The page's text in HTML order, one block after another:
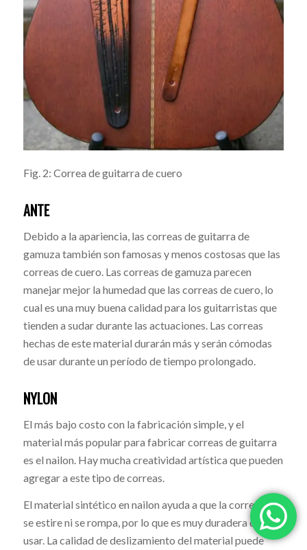
Fig. 2: Correa de guitarra de cuero
ANTE
Debido a la apariencia, las correas de guitarra de
gamuza también son famosas y menos costosas que las
correas de cuero. Las correas de gamuza parecen
manejar mejor la humedad que las correas de cuero, lo
cual es una muy buena calidad para los guitarristas que
tienden a sudar durante las actuaciones. Las correas
hechas de este material durarán más y serán cómodas
de usar durante un período de tiempo prolongado.
NYLON
El más bajo costo con la fabricación simple, y el
material más popular para fabricar correas de guitarra
es el nailon. Hay mucha creatividad artística que pueden
agregar a este tipo de correas.
El material sintético en nailon ayuda a que la correa no
se estire ni se rompa, por lo que es muy duradera de
usar. La calidad de deslizamiento del material puede